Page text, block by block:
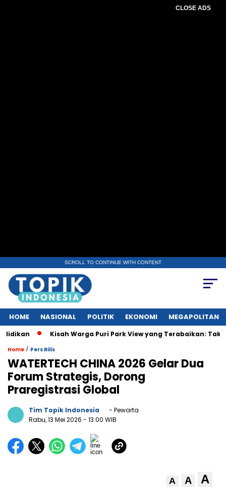
CLOSE ADS
SCROLL TO CONTINUE WITH CONTENT
HOME NASIONAL POLITIK EKONOMI MEGAPOLITAN
Kisah Warga Puri Park View yang Terabaikan: Tak Punya
Home / Pers Rilis
WATERTECH CHINA 2026 Gelar Dua
Forum Strategis, Dorong
Praregistrasi Global
Tim Topik Indonesia
- Pewarta
Rabu, 13 Mei 2026 - 13:00 WIB
A A A